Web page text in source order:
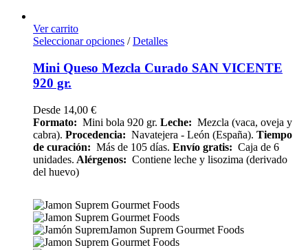
Ver carrito
Seleccionar opciones / Detalles
Mini Queso Mezcla Curado SAN VICENTE
920 gr.
Desde 14,00 €
Formato: Mini bola 920 gr. Leche: Mezcla (vaca, oveja y
cabra). Procedencia: Navatejera - León (España). Tiempo
de curación: Más de 105 días. Envío gratis: Caja de 6
unidades. Alérgenos: Contiene leche y lisozima (derivado
del huevo)